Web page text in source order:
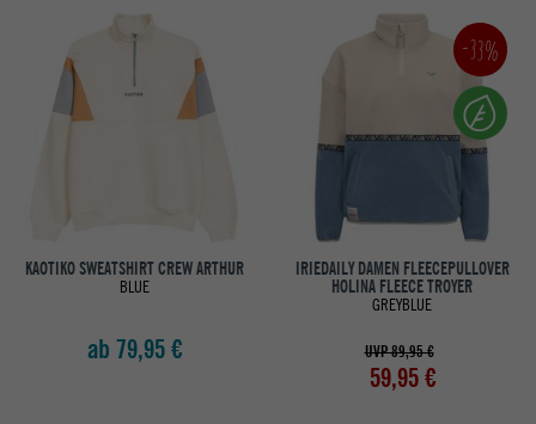
KAOTIKO SWEATSHIRT CREW ARTHUR
BLUE
ab 79,95 €
-33%
IRIEDAILY DAMEN FLEECEPULLOVER
HOLINA FLEECE TROYER
GREYBLUE
UVP 89,95 €
59,95 €